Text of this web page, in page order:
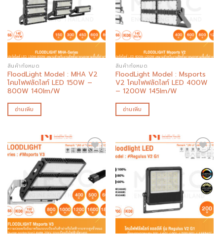
wishlist
สินค้าทั้งหมด
FloodLight Model : MHA V2
โคมไฟฟลัดไลท์ LED 150W –
800W 140lm/W
อ่านเพิ่ม
สินค้าทั้งหมด
FloodLight Model : Msports
V2 โคมไฟฟลัดไลท์ LED 400W
– 1200W 145lm/W
อ่านเพิ่ม
Add to
wishlist
Add to
wishlist